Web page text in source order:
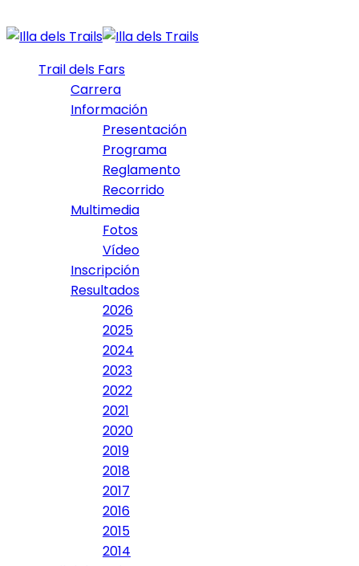
Trail dels Fars
Carrera
Información
Presentación
Programa
Reglamento
Recorrido
Multimedia
Fotos
Vídeo
Inscripción
Resultados
2026
2025
2024
2023
2022
2021
2020
2019
2018
2017
2016
2015
2014